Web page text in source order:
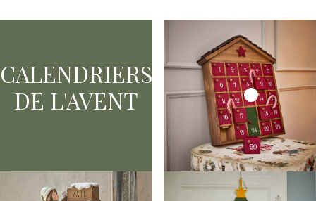
CALENDRIERS
DE L'AVENT